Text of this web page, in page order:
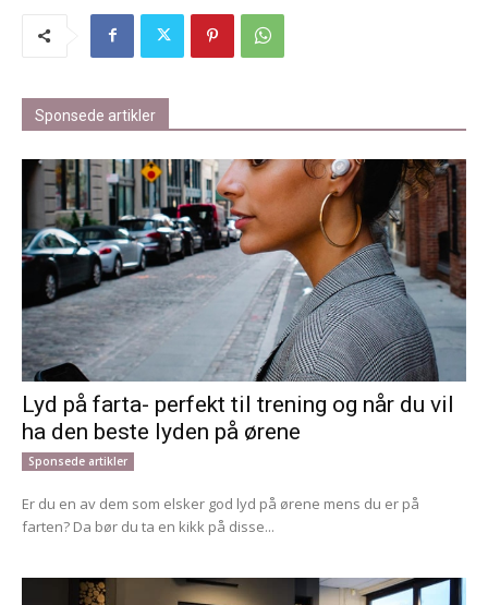
Sponsede artikler
Lyd på farta- perfekt til trening og når du vil
ha den beste lyden på ørene
Sponsede artikler
Er du en av dem som elsker god lyd på ørene mens du er på
farten? Da bør du ta en kikk på disse...